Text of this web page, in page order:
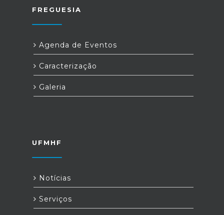
FREGUESIA
Agenda de Eventos
Caracterização
Galeria
UFMHF
Notícias
Serviços